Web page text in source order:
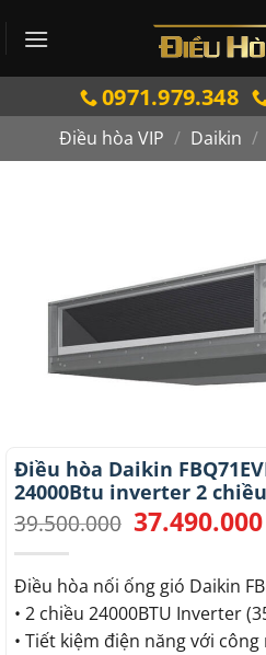
qua
0971.979.348
Điều hòa VIP / Daikin /
Điều hòa Daikin
24000Btu inverter 2 chiều
39.500.000 Giá
gốc
39.500.000.
37.490.000
Điều hòa nối ống gió Daikin
• 2 chiều 24000BTU Inverter
• Tiết kiệm điện năng với